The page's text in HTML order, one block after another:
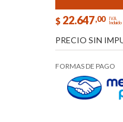
$ 22.647,00 IVA
Incluido
PRECIO SIN
FORMAS DE PAGO